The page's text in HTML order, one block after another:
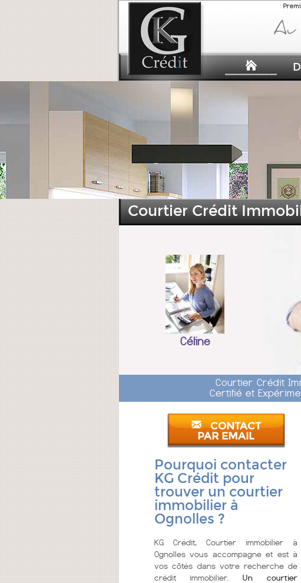
Courtier Crédit
Céline
Courtier Crédit
Certifié et
CONTACT
PAR EMAIL
Pourquoi contacter
KG Crédit pour
trouver un courtier
immobilier à
Ognolles ?
KG Crédit, Courtier immobilier à
Ognolles vous accompagne et est à
vos côtés dans votre recherche de
crédit immobilier.Un courtier